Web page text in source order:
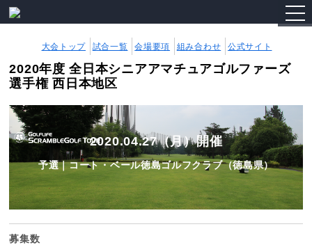
大会トップ 試合一覧 会場要項 組み合わせ 公式サイト
2020年度 全日本シニアアマチュアゴルファーズ
選手権 西日本地区
2020.04.27（月）開催
予選｜コート・ベール徳島ゴルフクラブ（徳島県）
募集数